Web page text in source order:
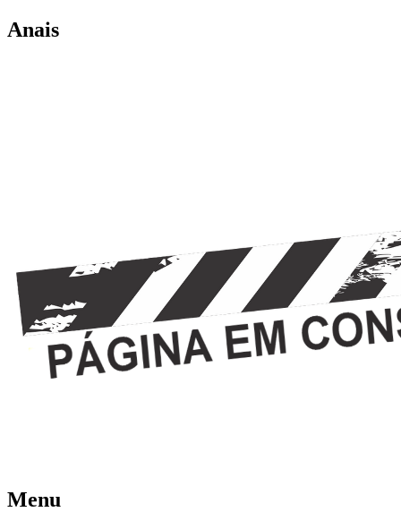
Anais
Menu